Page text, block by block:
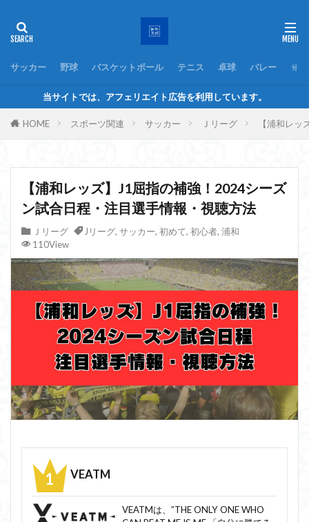
サッカー 野球 バスケットボール テニス 卓球 バレー ラ
当サイトでは、アフェリエイト広告を利用しています。
HOME スポーツ関連 サッカー Ｊリーグ 【浦和レ
【浦和レッズ】J1屈指の補強！2024シーズ
ン試合日程・注目選手情報・視聴方法
Ｊリーグ Jリーグ, サッカー, 初めて, 初心者, 浦和
110View
VEATM
VEATMは、”THE ONLY ONE WHO